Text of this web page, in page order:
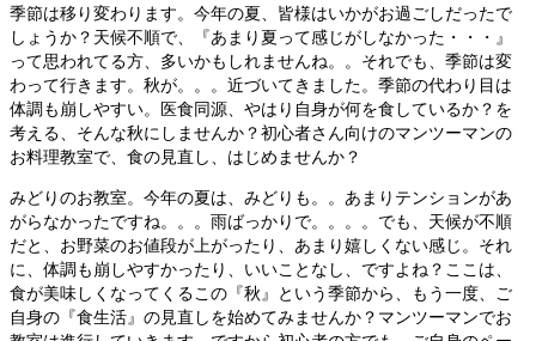
季節は移り変わります。今年の夏、皆様はいかがお過ごしだったで
しょうか？天候不順で、『あまり夏って感じがしなかった・・・』
って思われてる方、多いかもしれませんね。。それでも、季節は変
わって行きます。秋が。。。近づいてきました。季節の代わり目は
体調も崩しやすい。医食同源、やはり自身が何を食しているか？を
考える、そんな秋にしませんか？初心者さん向けのマンツーマンの
お料理教室で、食の見直し、はじめませんか？
みどりのお教室。今年の夏は、みどりも。。あまりテンションがあ
がらなかったですね。。。雨ばっかりで。。。。でも、天候が不順
だと、お野菜のお値段が上がったり、あまり嬉しくない感じ。それ
に、体調も崩しやすかったり、いいことなし、ですよね？ここは、
食が美味しくなってくるこの『秋』という季節から、もう一度、ご
自身の『食生活』の見直しを始めてみませんか？マンツーマンでお